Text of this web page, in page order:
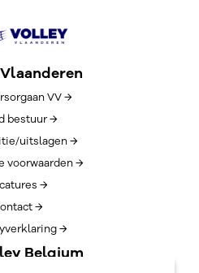
VV →
bestuur →
uitslagen →
voorwaarden →
→
→
→
Belgium